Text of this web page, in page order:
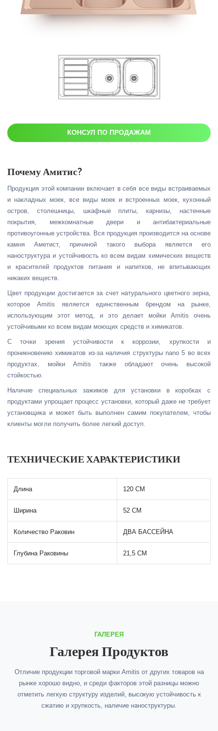
КОНСУЛ ПО ПРОДАЖАМ
Почему Амитис?
Продукция этой компании включает в себя все виды встраиваемых
и накладных моек, все виды моек и встроенных моек, кухонный
остров, столешницы, шкафные плиты, карнизы, настенные
покрытия, межкомнатные двери и антибактериальные
противоугонные устройства. Вся продукция производится на основе
камня Аметист, причиной такого выбора является его
наноструктура и устойчивость ко всем видам химических веществ
и красителей продуктов питания и напитков, не впитывающих
никаких веществ.
Цвет продукции достигается за счет натурального цветного зерна,
которое Amitis является единственным брендом на рынке,
использующим этот метод, и это делает мойки Amitis очень
устойчивыми ко всем видам моющих средств и химикатов.
С точки зрения устойчивости к коррозии, хрупкости и
проникновению химикатов из-за наличия структуры nano 5 во всех
продуктах, мойки Amitis также обладают очень высокой
стойкостью.
Наличие специальных зажимов для установки в коробках с
продуктами упрощает процесс установки, который даже не требует
установщика и может быть выполнен самим покупателем, чтобы
клиенты могли получить более легкий доступ.
ТЕХНИЧЕСКИЕ ХАРАКТЕРИСТИКИ
Длина 120 СМ
Ширина 52 СМ
Количество Раковин ДВА БАССЕЙНА
Глубина Раковины 21,5 СМ
ГАЛЕРЕЯ
Галерея Продуктов
Отличие продукции торговой марки Amitis от других товаров на
рынке хорошо видно, и среди факторов этой разницы можно
отметить легкую структуру изделий, высокую устойчивость к
сжатию и хрупкость, наличие наноструктуры.